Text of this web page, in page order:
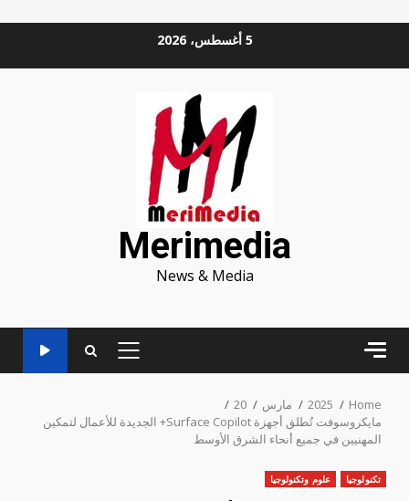
5 أغسطس، 2026
Merimedia
News & Media
PRIMARY
Home
2025 مارس
20
مايكروسوفت تُطلق أجهزة Surface Copilot+ الجديدة للأعمال لتمكين
المهنيين في جميع أنحاء الشرق الأوسط
تكنولوجيا علوم وتكنولوجيا